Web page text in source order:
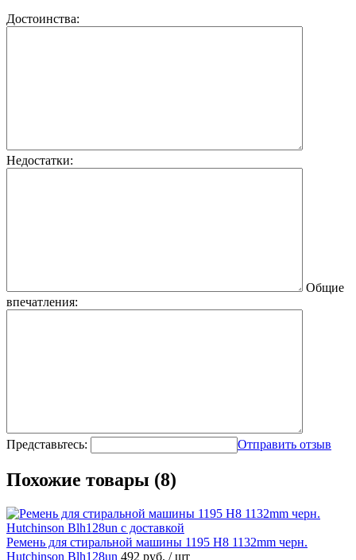
Достоинства:
Недостатки:
Общие
впечатления:
Представьтесь: Отправить отзыв
Похожие товары (8)
Ремень для стиральной машины 1195 H8 1132mm черн.
Hutchinson Blh128un 492 руб. / шт